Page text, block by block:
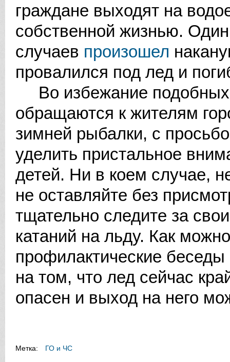
граждане выходят на
собственной жизнью. Один
случаев произошел
провалился под лед и
Во избежание подобных
обращаются к жителям
зимней рыбалки, с
уделить пристальное
детей. Ни в коем случае,
не оставляйте без
тщательно следите за
катаний на льду. Как
профилактические
на том, что лед сейчас
опасен и выход на него
Метка: ГО и ЧС